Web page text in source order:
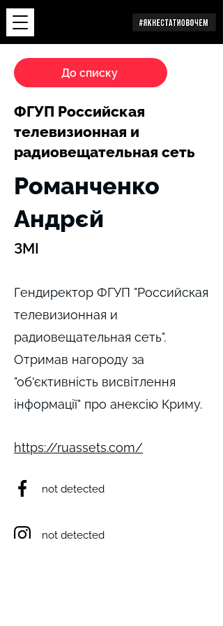
До списку
ФГУП Российская
телевизионная и
радиовещательная сеть
ЗМІ
Романченко
Андрєй
Гендиректор ФГУП "Российская
телевизионная и
радиовещательная сеть".
Отримав нагороду за
"об'єктивність висвітлення
інформації" про анексію Криму.
https://ruassets.com/
not detected
not detected